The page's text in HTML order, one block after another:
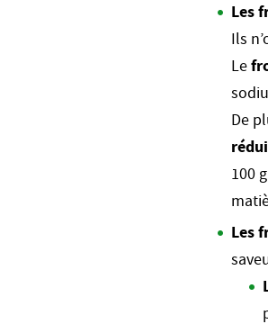
Les
Ils
Le
De
100
Les